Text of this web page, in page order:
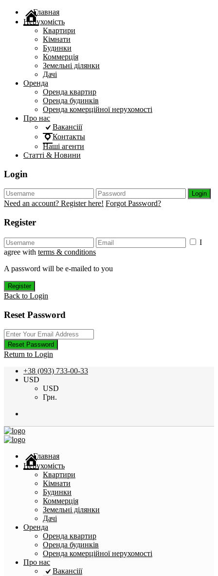
Главная
Нерухомість
Квартири
Кімнати
Будинки
Коммерція
Земельні ділянки
Дачі
Оренда
Оренда квартир
Оренда будинків
Оренда комерційної нерухомості
Про нас
Вакансіії
Контакты
Наші агенти
Статті & Новини
Login
Login
Need an account? Register here! Forgot Password?
Register
I
agree with terms & conditions
A password will be e-mailed to you
Register
Back to Login
Reset Password
Reset Password
Return to Login
+38 (093) 733-00-33
USD
USD
Грн.
Главная
Нерухомість
Квартири
Кімнати
Будинки
Коммерція
Земельні ділянки
Дачі
Оренда
Оренда квартир
Оренда будинків
Оренда комерційної нерухомості
Про нас
Вакансіії